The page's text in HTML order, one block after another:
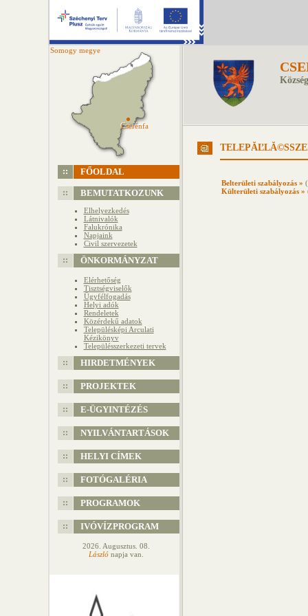
Somogy megye
Cserénfa
Cserénfa
FŐOLDAL
BEMUTATKOZUNK
Elhelyezkedés
Látnivalók
Falukrónika
Napjaink
Civil szervezetek
ÖNKORMÁNYZAT
Elérhetőség
Tisztségviselők
Ügyfélfogadás
Helyi adók
Rendeletek
Közérdekű adatok
Településképi Arculati
Kézikönyv
Településszerkezeti tervek
HIRDETMÉNYEK
PROJEKTEK
E-ÜGYINTÉZÉS
NYILVÁNTARTÁSOK
HELYI CÍMEK
FOTÓGALÉRIA
PROGRAMOK
IVÓVÍZPROGRAM
2026. Augusztus. 08.
László napja van.
Belterületi szabályozás »
Külterületi szabályozás »